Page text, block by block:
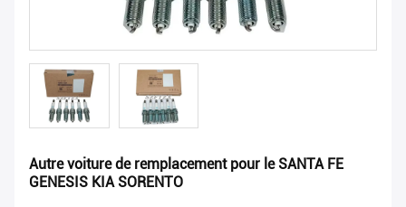
Autre voiture de remplacement pour le SANTA FE
GENESIS KIA SORENTO